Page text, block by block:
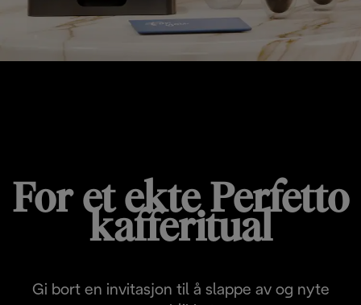
For et ekte Perfetto
kafferitual
Gi bort en invitasjon til å slappe av og nyte